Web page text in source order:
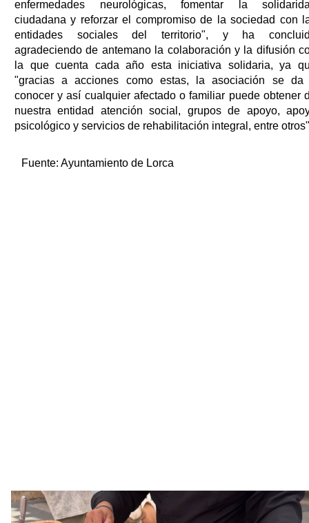
enfermedades neurológicas, fomentar la
ciudadana y reforzar el compromiso de la sociedad con
entidades sociales del territorio", y ha
agradeciendo de antemano la colaboración y la difusión
la que cuenta cada año esta iniciativa solidaria, ya
"gracias a acciones como estas, la asociación se da
conocer y así cualquier afectado o familiar puede obtener
nuestra entidad atención social, grupos de apoyo,
psicológico y servicios de rehabilitación integral, entre
Fuente: Ayuntamiento de Lorca